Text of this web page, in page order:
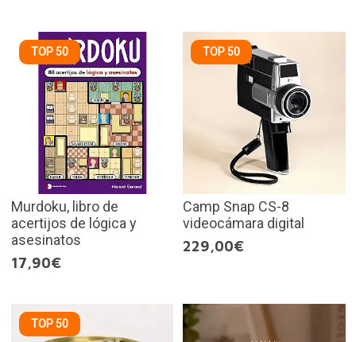
TOP 50
Murdoku, libro de
acertijos de lógica y
asesinatos
17,90€
TOP 50
Camp Snap CS-8
videocámara digital
229,00€
TOP 50